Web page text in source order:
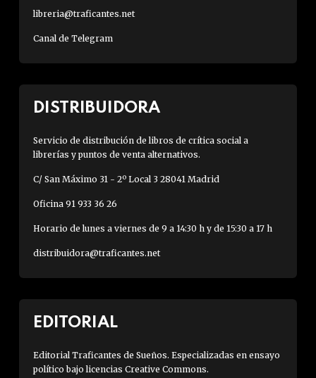
libreria@traficantes.net
Canal de Telegram
DISTRIBUIDORA
Servicio de distribución de libros de crítica social a
librerías y puntos de venta alternativos.
C/ San Máximo 31 - 2º Local 3 28041 Madrid
Oficina 91 933 36 26
Horario de lunes a viernes de 9 a 14:30 h y de 15:30 a 17 h
distribuidora@traficantes.net
EDITORIAL
Editorial Traficantes de Sueños. Especializadas en ensayo
político bajo licencias Creative Commons.